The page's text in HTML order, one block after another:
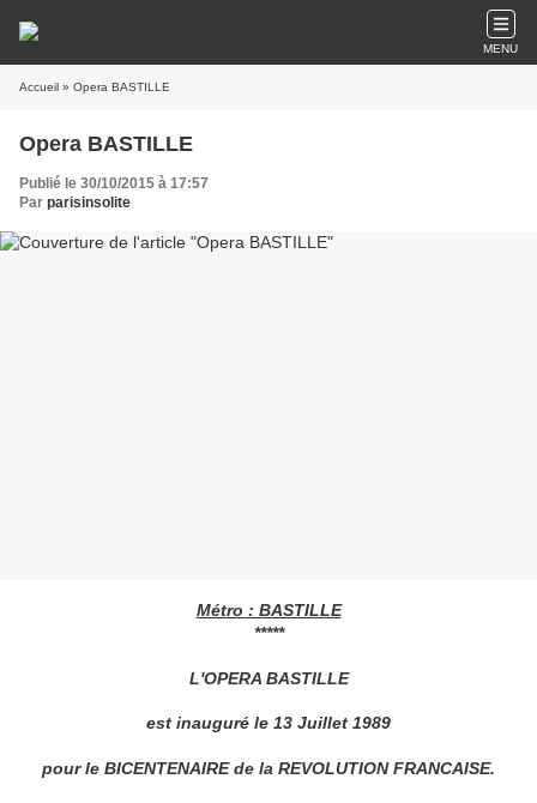
MENU
Accueil » Opera BASTILLE
Opera BASTILLE
Publié le 30/10/2015 à 17:57
Par parisinsolite
Métro : BASTILLE
*****
L'OPERA BASTILLE
est inauguré le 13 Juillet 1989
pour le BICENTENAIRE de la REVOLUTION FRANCAISE.